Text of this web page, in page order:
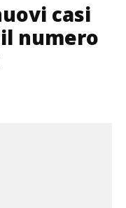
casi
numero